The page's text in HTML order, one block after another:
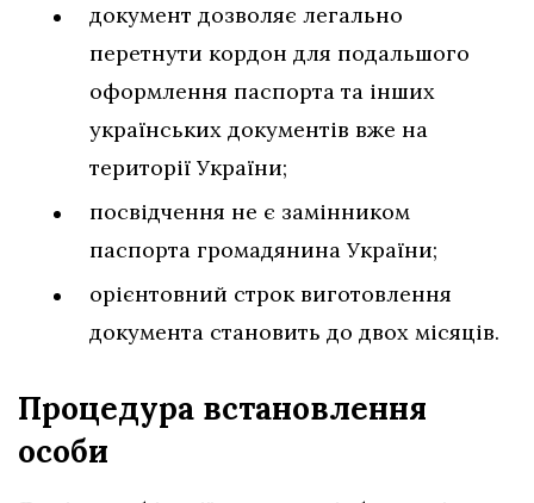
документ дозволяє легально
перетнути кордон для подальшого
оформлення паспорта та інших
українських документів вже на
території України;
посвідчення не є замінником
паспорта громадянина України;
орієнтовний строк виготовлення
документа становить до двох місяців.
Процедура встановлення
особи